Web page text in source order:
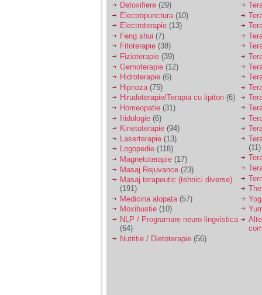
Detoxifiere (29)
Electropunctura (10)
Electroterapie (13)
Feng shui (7)
Fitoterapie (38)
Fizioterapie (39)
Gemoterapie (12)
Hidroterapie (6)
Hipnoza (75)
Hirudoterapie/Terapia cu lipitori (6)
Homeopatie (31)
Iridologie (6)
Kinetoterapie (94)
Laserterapie (13)
Logopedie (118)
Magnetoterapie (17)
Masaj Rejuvance (23)
Masaj terapeutic (tehnici diverse)
(191)
Medicina alopata (57)
Moxibustie (10)
NLP / Programare neuro-lingvistica
(64)
Nutritie / Dietoterapie (56)
(11)